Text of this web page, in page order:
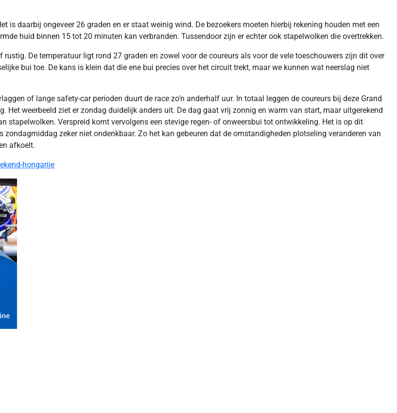
is daarbij ongeveer 26 graden en er staat weinig wind. De bezoekers moeten hierbij rekening houden met een
huid binnen 15 tot 20 minuten kan verbranden. Tussendoor zijn er echter ook stapelwolken die overtrekken.
De temperatuur ligt rond 27 graden en zowel voor de coureurs als voor de vele toeschouwers zijn dit over
bui toe. De kans is klein dat die ene bui precies over het circuit trekt, maar we kunnen wat neerslag niet
of lange safety-car perioden duurt de race zo’n anderhalf uur. In totaal leggen de coureurs bij deze Grand
weerbeeld ziet er zondag duidelijk anders uit. De dag gaat vrij zonnig en warm van start, maar uitgerekend
stapelwolken. Verspreid komt vervolgens een stevige regen- of onweersbui tot ontwikkeling. Het is op dit
zeker niet ondenkbaar. Zo het kan gebeuren dat de omstandigheden plotseling veranderen van
afkoelt.
hongarije